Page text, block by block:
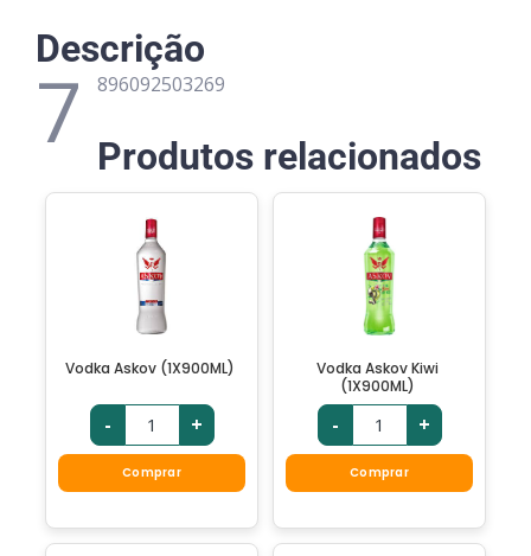
Descrição
7 896092503269
Produtos relacionados
Vodka Askov (1X900ML)
- +
Comprar
Vodka Askov Kiwi
(1X900ML)
- +
Comprar